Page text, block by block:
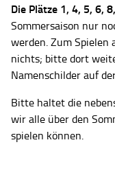
Die Plätze 1, 4, 5, 6,
Sommersaison nur
werden. Zum Spielen
nichts; bitte dort
Namenschilder auf
Bitte haltet die
wir alle über den
spielen können.